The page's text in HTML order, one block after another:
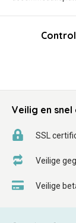
Veilig en
SSL
Veilige
Veilige